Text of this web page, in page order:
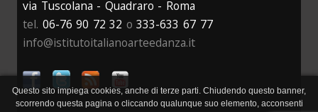
via Tuscolana - Quadraro - Roma
tel. 06-76 90 72 32 o333-633 67 77
info@istitutoitalianoarteedanza.it
Questo sito impiega cookies, anche di terze parti. Chiudendo questo banner,
scorrendo questa pagina o cliccando qualunque suo elemento, acconsenti